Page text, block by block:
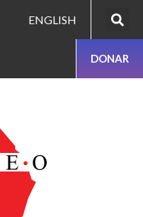
ENGLISH
DONAR